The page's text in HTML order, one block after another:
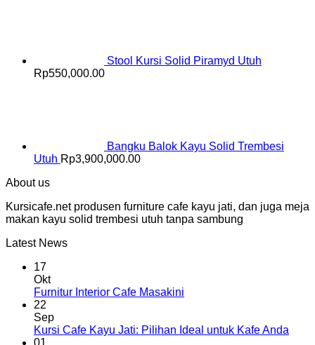
Stool Kursi Solid Piramyd Utuh
Rp550,000.00
Bangku Balok Kayu Solid Trembesi
Utuh Rp3,900,000.00
About us
Kursicafe.net produsen furniture cafe kayu jati, dan juga meja
makan kayu solid trembesi utuh tanpa sambung
Latest News
17
Okt
Furnitur Interior Cafe Masakini
22
Sep
Kursi Cafe Kayu Jati: Pilihan Ideal untuk Kafe Anda